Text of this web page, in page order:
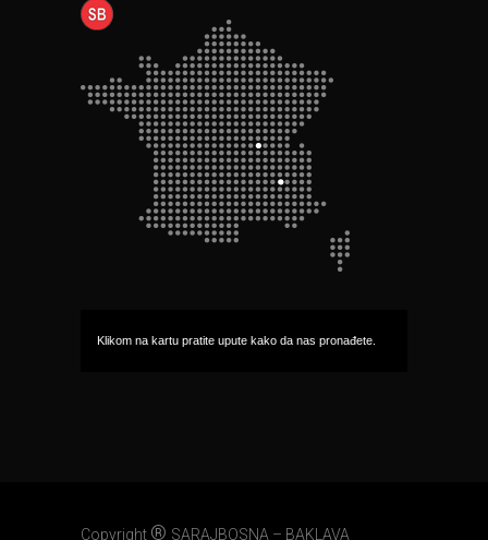
Klikom na kartu pratite upute kako da nas pronađete.
Copyright ® SARAJBOSNA – BAKLAVA